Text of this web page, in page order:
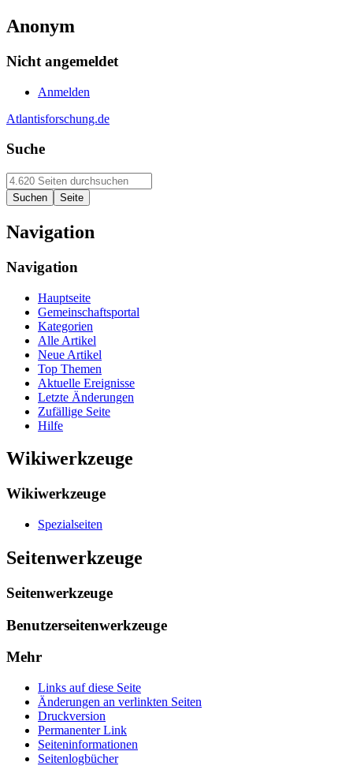
Anonym
Nicht angemeldet
Anmelden
Atlantisforschung.de
Suche
Navigation
Navigation
Hauptseite
Gemeinschaftsportal
Kategorien
Alle Artikel
Neue Artikel
Top Themen
Aktuelle Ereignisse
Letzte Änderungen
Zufällige Seite
Hilfe
Wikiwerkzeuge
Wikiwerkzeuge
Spezialseiten
Seitenwerkzeuge
Seitenwerkzeuge
Benutzerseitenwerkzeuge
Mehr
Links auf diese Seite
Änderungen an verlinkten Seiten
Druckversion
Permanenter Link
Seiten­informationen
Seitenlogbücher